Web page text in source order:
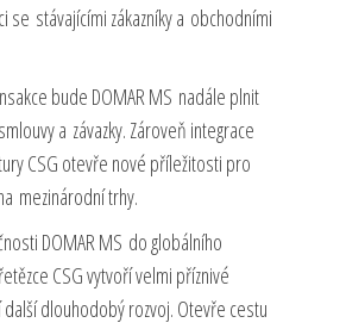
se stávajícími zákazníky a obchodními
bude DOMAR MS nadále plnit
a závazky. Zároveň integrace
CSG otevře nové příležitosti pro
mezinárodní trhy.
DOMAR MS do globálního
CSG vytvoří velmi příznivé
dlouhodobý rozvoj. Otevře cestu